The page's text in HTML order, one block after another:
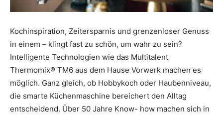
Kochinspiration, Zeitersparnis und grenzenloser Genuss
in einem – klingt fast zu schön, um wahr zu sein?
Intelligente Technologien wie das Multitalent
Thermomix® TM6 aus dem Hause Vorwerk machen es
möglich. Ganz gleich, ob Hobbykoch oder Haubenniveau,
die smarte Küchenmaschine bereichert den Alltag
entscheidend. Über 50 Jahre Know- how machen sich in